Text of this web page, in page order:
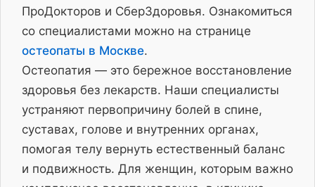
ПроДокторов и СберЗдоровья. Ознакомиться
со специалистами можно на странице
остеопаты в Москве.
Остеопатия — это бережное восстановление
здоровья без лекарств. Наши специалисты
устраняют первопричину болей в спине,
суставах, голове и внутренних органах,
помогая телу вернуть естественный баланс
и подвижность. Для женщин, которым важно